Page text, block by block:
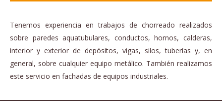
Tenemos experiencia en trabajos de chorreado realizados
sobre paredes aquatubulares, conductos, hornos, calderas,
interior y exterior de depósitos, vigas, silos, tuberías y, en
general, sobre cualquier equipo metálico. También realizamos
este servicio en fachadas de equipos industriales.